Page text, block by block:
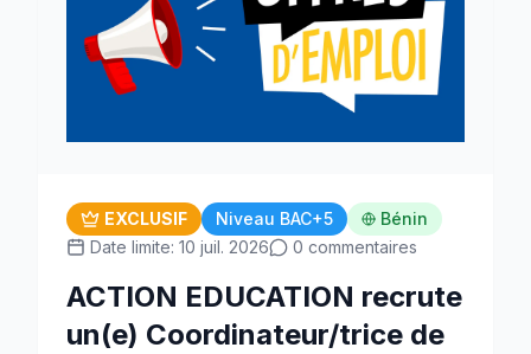
EXCLUSIF Niveau BAC+5
Bénin
Date limite: 10 juil. 2026
0 commentaires
ACTION EDUCATION recrute
un(e) Coordinateur/trice de